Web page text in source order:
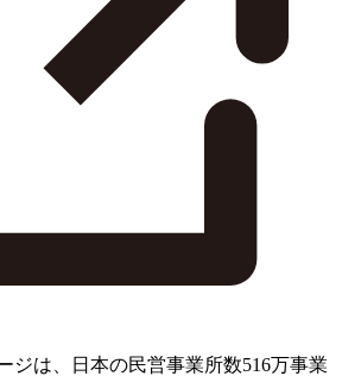
ジは、日本の民営事業所数516万事業